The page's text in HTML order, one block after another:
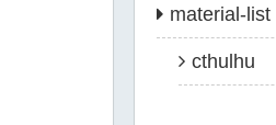
material-list
cthulhu